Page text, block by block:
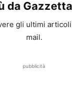
da
gli ultimi
mail.
pubblicità